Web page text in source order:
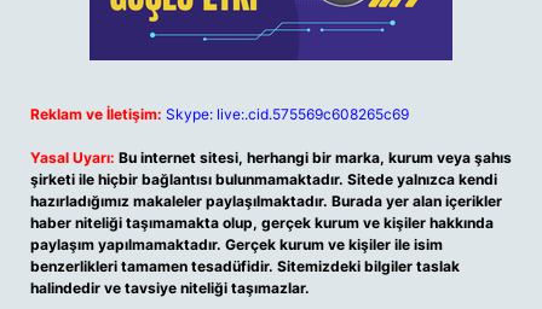
Reklam ve İletişim: Skype: live:.cid.575569c608265c69
Yasal Uyarı: Bu internet sitesi, herhangi bir marka, kurum veya şahıs
şirketi ile hiçbir bağlantısı bulunmamaktadır. Sitede yalnızca kendi
hazırladığımız makaleler paylaşılmaktadır. Burada yer alan içerikler
haber niteliği taşımamakta olup, gerçek kurum ve kişiler hakkında
paylaşım yapılmamaktadır. Gerçek kurum ve kişiler ile isim
benzerlikleri tamamen tesadüfidir. Sitemizdeki bilgiler taslak
halindedir ve tavsiye niteliği taşımazlar.